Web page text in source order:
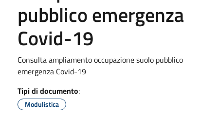
pubblico emergenza
Covid-19
Consulta ampliamento occupazione suolo pubblico
emergenza Covid-19
Tipi di documento:
Modulistica